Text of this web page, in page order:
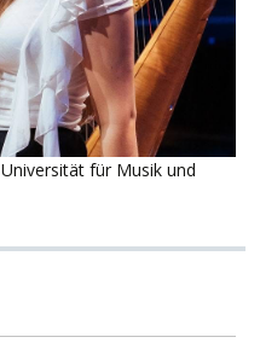
Universität für Musik und